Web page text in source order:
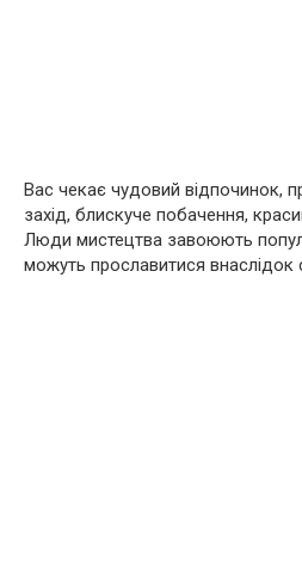
Вас чекає чудовий відпочинок,
захід, блискуче побачення,
Люди мистецтва завоюють
можуть прославитися внаслідок